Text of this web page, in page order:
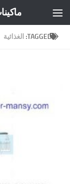
TAGGED: الغذائية